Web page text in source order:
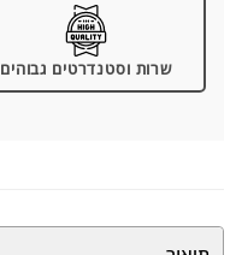
שרות וסטנדרטים גבוהים